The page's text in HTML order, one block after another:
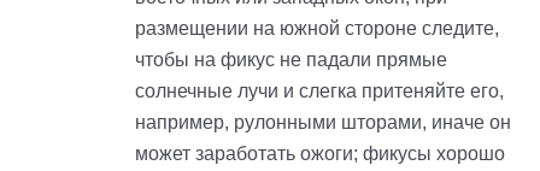
размещении на южной стороне следите,
чтобы на фикус не падали прямые
солнечные лучи и слегка притеняйте его,
например, рулонными шторами, иначе он
может заработать ожоги; фикусы хорошо